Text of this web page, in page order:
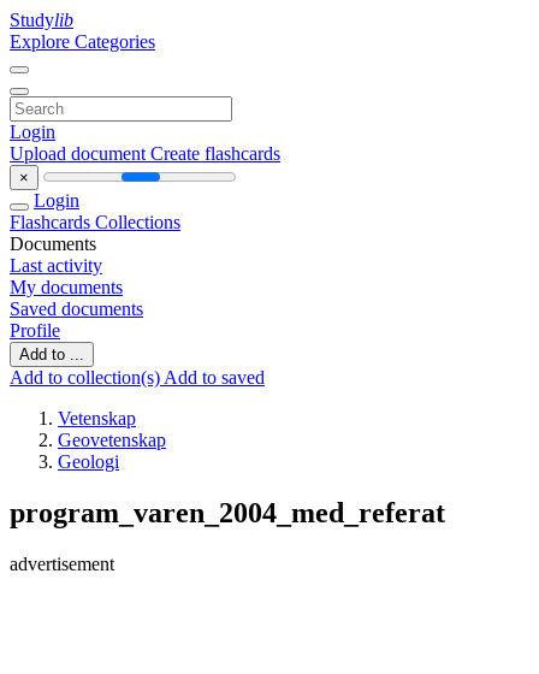
Studylib
Explore Categories
Login
Upload document Create flashcards
×
Login
Flashcards Collections
Documents
Last activity
My documents
Saved documents
Profile
Add to ...
Add to collection(s) Add to saved
Vetenskap
Geovetenskap
Geologi
program_varen_2004_med_referat
advertisement